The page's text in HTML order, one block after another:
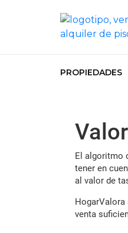
PROPIEDADES